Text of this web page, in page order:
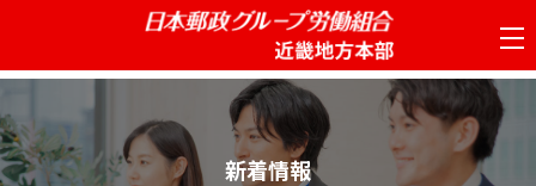
新着情報